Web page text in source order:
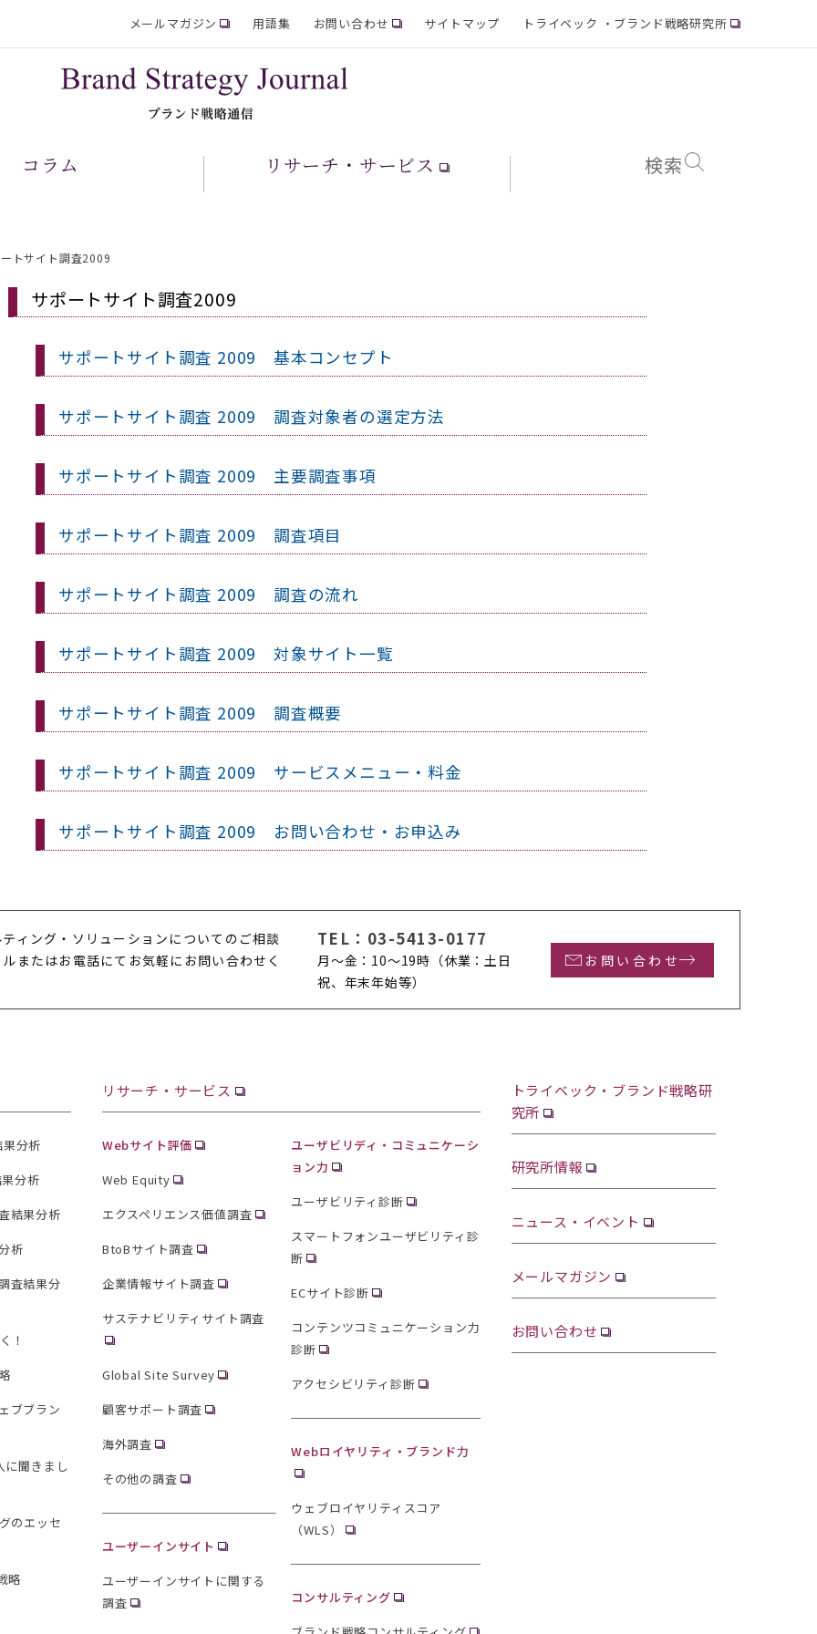
メールマガジン 用語集 お問い合わせ サイトマップ トライベック ・ブランド戦略研究所
コラム リサーチ・サービス 検索
トサイト調査2009
サポートサイト調査2009
サポートサイト調査 2009 基本コンセプト
サポートサイト調査 2009 調査対象者の選定方法
サポートサイト調査 2009 主要調査事項
サポートサイト調査 2009 調査項目
サポートサイト調査 2009 調査の流れ
サポートサイト調査 2009 対象サイト一覧
サポートサイト調査 2009 調査概要
サポートサイト調査 2009 サービスメニュー・料金
サポートサイト調査 2009 お問い合わせ・お申込み
ィング・ソリューションについてのご相談
またはお電話にてお気軽にお問い合わせく
TEL： 03-5413-0177
月〜金：10〜19時 （休業：土日
祝、年末年始等）
お問い合わせ
分析
分析
結果分析
析
査結果分
！
ブブラン
に聞きまし
のエッセ
略
リサーチ・サービス
Webサイト評価
Web Equity
エクスペリエンス価値調査
BtoBサイト調査
企業情報サイト調査
サステナビリティサイト調査
Global Site Survey
顧客サポート調査
海外調査
その他の調査
ユーザーインサイト
ユーザーインサイトに関する
調査
ユーザビリディ・コミュニケーシ
ョン力
ユーザビリティ診断
スマートフォンユーザビリティ診
断
ECサイト診断
コンテンツコミュニケーション力
診断
アクセシビリティ診断
Webロイヤリティ・ブランド力
ウェブロイヤリティスコア
（WLS）
コンサルティング
トライベック・ブランド戦略研
究所
研究所情報
ニュース・イベント
メールマガジン
お問い合わせ